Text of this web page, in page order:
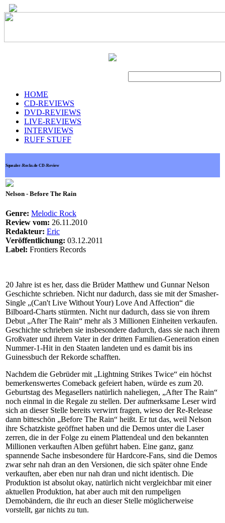
HOME
CD-REVIEWS
DVD-REVIEWS
LIVE-REVIEWS
INTERVIEWS
RUFF STUFF
Squealer-Rocks.de CD-Review
Nelson - Before The Rain
Genre: Melodic Rock
Review vom: 26.11.2010
Redakteur: Eric
Veröffentlichung: 03.12.2011
Label: Frontiers Records
20 Jahre ist es her, dass die Brüder Matthew und Gunnar Nelson
Geschichte schrieben. Nicht nur dadurch, dass sie mit der Smasher-
Single „(Can't Live Without Your) Love And Affection“ die
Bilboard-Charts stürmten. Nicht nur dadurch, dass sie von ihrem
Debut „After The Rain“ mehr als 3 Millionen Einheiten verkaufen.
Geschichte schrieben sie insbesondere dadurch, dass sie nach ihrem
Großvater und ihrem Vater in der dritten Familien-Generation einen
Nummer-1-Hit in den Staaten landeten und es damit bis ins
Guinessbuch der Rekorde schafften.
Nachdem die Gebrüder mit „Lightning Strikes Twice“ ein höchst
bemerkenswertes Comeback gefeiert haben, würde es zum 20.
Geburtstag des Megasellers natürlich naheliegen, „After The Rain“
noch einmal in die Regale zu stellen. Der aufmerksame Leser wird
sich an dieser Stelle bereits verwirrt fragen, wieso der Re-Release
dann bitteschön „Before The Rain“ heißt. Er tut das, weil Nelson
ihre Schatzkiste geöffnet haben und die Demos unter die Laser
zerren, die in der Folge zu einem Plattendeal und den bekannten
Millionen verkauften Alben geführt haben. Eine ganz, ganz
spannende Sache insbesondere für Hardcore-Fans, sind die Demos
zwar sehr nah dran an den Versionen, die sich später ohne Ende
verkauften, aber eben nur nah dran und nicht identisch. Die
Produktion ist absolut okay, natürlich nicht vergleichbar mit einer
aktuellen Produktion, hat aber auch mit den rumpeligen
Demobändern, die ihr euch an dieser Stelle möglicherweise
vorstellt, gar nichts zu tun.